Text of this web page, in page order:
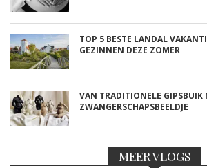
TOP 5 BESTE LANDAL
GEZINNEN DEZE ZOMER
VAN TRADITIONELE GIPSBUIK
ZWANGERSCHAPSBEELDJE
MEER VLOGS